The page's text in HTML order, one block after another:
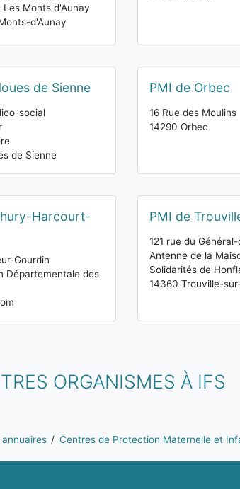
Monts d'Aunay
d'Aunay
de Sienne
social
de Sienne
PMI de Orbec
16 Rue des Moulins
14290 Orbec
Harcourt-
Gourdin
Départementale des
PMI de
121 rue du
Antenne de la
Solidarités de
14360 Trouville-
ORGANISMES À IFS
annuaires Centres de Protection Maternelle et